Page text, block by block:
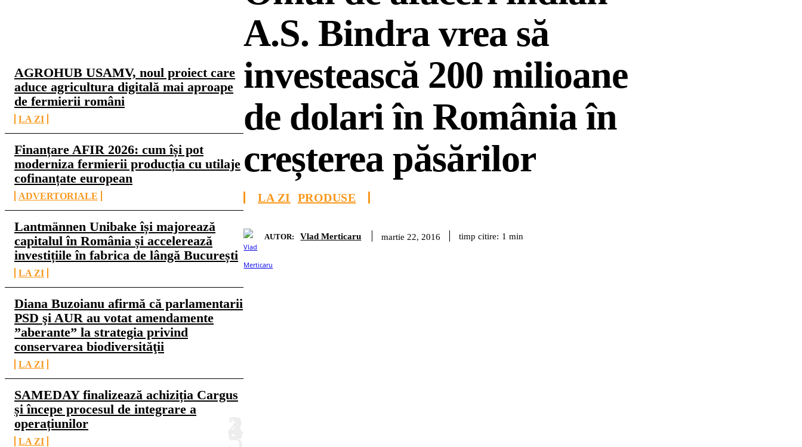
AGROHUB USAMV, noul proiect care
aduce agricultura digitală mai aproape
de fermierii români
LA ZI
Finanțare AFIR 2026: cum își pot
moderniza fermierii producția cu utilaje
cofinanțate european
ADVERTORIALE
Lantmännen Unibake își majorează
capitalul în România și accelerează
investițiile în fabrica de lângă București
LA ZI
Diana Buzoianu afirmă că parlamentarii
PSD şi AUR au votat amendamente
”aberante” la strategia privind
conservarea biodiversităţii
LA ZI
SAMEDAY finalizează achiziția Cargus
și începe procesul de integrare a
operațiunilor
LA ZI
A.S. Bindra vrea să
investească 200 milioane
de dolari în România în
creșterea păsărilor
LA ZI PRODUSE
AUTOR: Vlad Merticaru martie 22, 2016 timp citire: 1 min